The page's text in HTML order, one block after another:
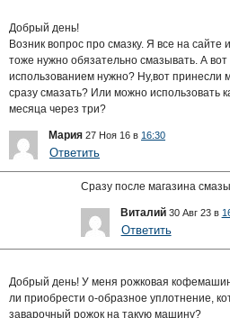
Добрый день!
Возник вопрос про смазку. Я все на
тоже нужно обязательно смазывать. А
использованием нужно? Ну,вот принесли
сразу смазать? Или можно использовать
месяца через три?
Мария 27 Ноя 16 в 16:30
Ответить
Сразу после магазина
Виталий 30 Авг 23 в
Ответить
Добрый день! У меня рожковая
ли приобрести о-образное уплотнение,
заварочный рожок на такую машину?